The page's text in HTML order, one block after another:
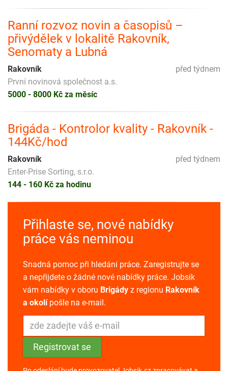
Ranní rozvoz novin a časopisů –
přivýdělek v lokalitě Rakovník,
Senomaty a Lubná
před týdnem
Rakovník
První novinová společnost a.s.
5000 - 8000 Kč za měsíc
Brigáda - Kontrolor kvality - Rakovník -
144Kč/hod
před týdnem
Rakovník
Enter-Prise Sorting, s.r.o.
144 - 160 Kč za hodinu
Přihlaste se, nové nabídky
práce vás neminou
Snadná pomoc při hledání práce. Zaregistrujte se
a nepřijdete o žádné nové nabídky práce. Jobsik
vám nabídky v oboru Brigády z regionu Rakovník
a okolípošle na e-mail.